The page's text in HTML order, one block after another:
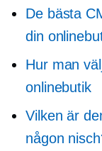
De bästa
din
Hur man
onlinebutik
Vilken är
någon